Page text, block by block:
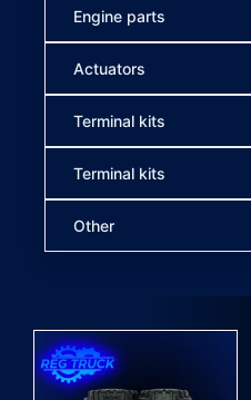
Engine parts
Actuators
Terminal kits
Terminal kits
Other